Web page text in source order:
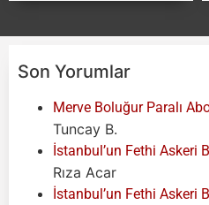
Son Yorumlar
Merve Boluğur Paralı
Tuncay B.
İstanbul’un Fethi Askeri
Rıza Acar
İstanbul’un Fethi Askeri